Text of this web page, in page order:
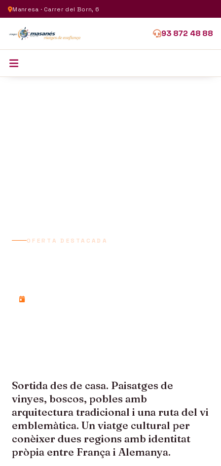
Manresa · Carrer del Born, 6
93 872 48 88
OFERTA DESTACADA
Divendres, 5 de setembre de 2025
Sortida des de casa. Paisatges de
vinyes, boscos, pobles amb
arquitectura tradicional i una ruta del vi
emblemàtica. Un viatge cultural per
conèixer dues regions amb identitat
pròpia entre França i Alemanya.